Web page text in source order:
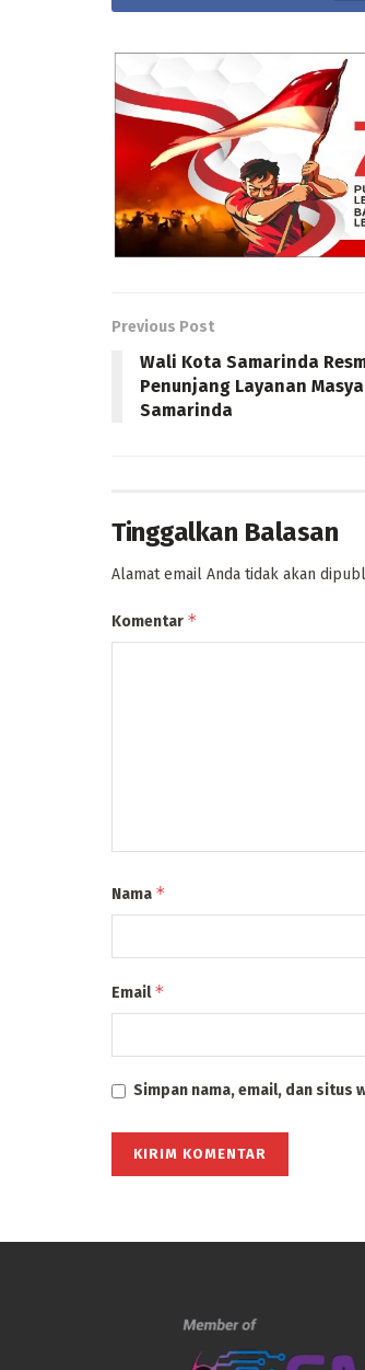
Previous Post
Wali Kota Samarinda
Penunjang Layanan
Samarinda
Tinggalkan Balasan
Alamat email Anda tidak akan
Komentar *
Nama *
Email*
Simpan nama, email, dan situs